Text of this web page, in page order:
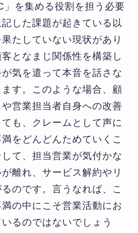
」を集める役割を担う必要
した課題が起きている以
たしていない現状があり
となまじ関係性を構築し
気を遣って本音を話さな
す。このような場合、顧
営業担当者自身への改善
も、クレームとして声に
をどんどんためていくこ
て、担当営業が気付かな
離れ、サービス解約やリ
のです。言うなれば、こ
の中にこそ営業活動にお
るのではないでしょう